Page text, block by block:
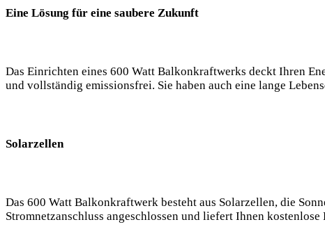
Eine Lösung für eine saubere Zukunft
Das Einrichten eines 600 Watt Balkonkraftwerks deckt Ihren
und vollständig emissionsfrei. Sie haben auch eine lange
Solarzellen
Das 600 Watt Balkonkraftwerk besteht aus Solarzellen, die
Stromnetzanschluss angeschlossen und liefert Ihnen kostenlose